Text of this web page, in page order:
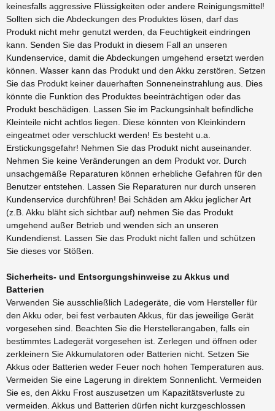
keinesfalls aggressive Flüssigkeiten oder andere Reinigungsmittel!
Sollten sich die Abdeckungen des Produktes lösen, darf das
Produkt nicht mehr genutzt werden, da Feuchtigkeit eindringen
kann. Senden Sie das Produkt in diesem Fall an unseren
Kundenservice, damit die Abdeckungen umgehend ersetzt werden
können. Wasser kann das Produkt und den Akku zerstören. Setzen
Sie das Produkt keiner dauerhaften Sonneneinstrahlung aus. Dies
könnte die Funktion des Produktes beeinträchtigen oder das
Produkt beschädigen. Lassen Sie im Packungsinhalt befindliche
Kleinteile nicht achtlos liegen. Diese könnten von Kleinkindern
eingeatmet oder verschluckt werden! Es besteht u.a.
Erstickungsgefahr! Nehmen Sie das Produkt nicht auseinander.
Nehmen Sie keine Veränderungen an dem Produkt vor. Durch
unsachgemäße Reparaturen können erhebliche Gefahren für den
Benutzer entstehen. Lassen Sie Reparaturen nur durch unseren
Kundenservice durchführen! Bei Schäden am Akku jeglicher Art
(z.B. Akku bläht sich sichtbar auf) nehmen Sie das Produkt
umgehend außer Betrieb und wenden sich an unseren
Kundendienst. Lassen Sie das Produkt nicht fallen und schützen
Sie dieses vor Stößen.
Sicherheits- und Entsorgungshinweise zu Akkus und
Batterien
Verwenden Sie ausschließlich Ladegeräte, die vom Hersteller für
den Akku oder, bei fest verbauten Akkus, für das jeweilige Gerät
vorgesehen sind. Beachten Sie die Herstellerangaben, falls ein
bestimmtes Ladegerät vorgesehen ist. Zerlegen und öffnen oder
zerkleinern Sie Akkumulatoren oder Batterien nicht. Setzen Sie
Akkus oder Batterien weder Feuer noch hohen Temperaturen aus.
Vermeiden Sie eine Lagerung in direktem Sonnenlicht. Vermeiden
Sie es, den Akku Frost auszusetzen um Kapazitätsverluste zu
vermeiden. Akkus und Batterien dürfen nicht kurzgeschlossen